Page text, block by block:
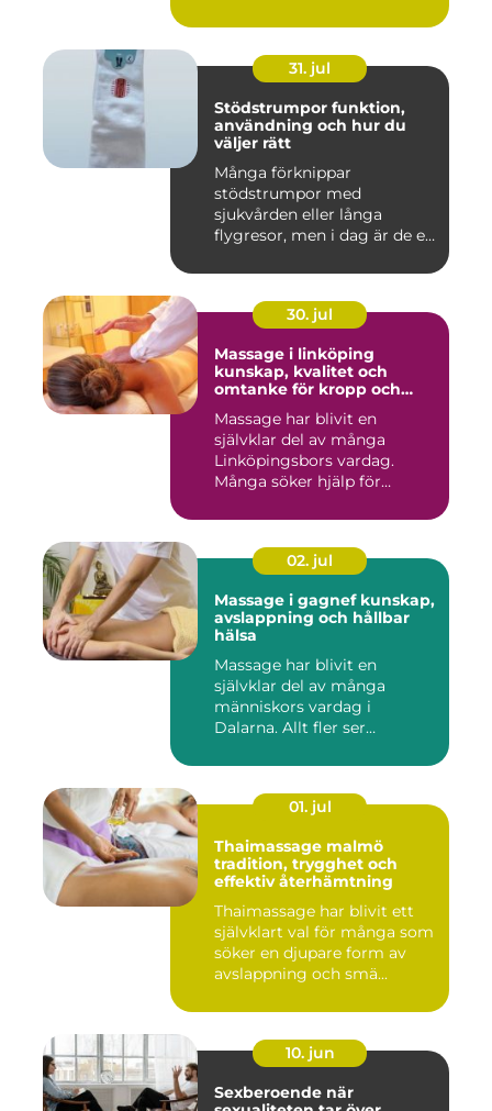
31. jul
Stödstrumpor funktion,
användning och hur du
väljer rätt
Många förknippar
stödstrumpor med
sjukvården eller långa
flygresor, men i dag är de ett
30. jul
Massage i linköping
kunskap, kvalitet och
omtanke för kropp och
Massage har blivit en
självklar del av många
Linköpingsbors vardag.
Många söker hjälp för
02. jul
Massage i gagnef kunskap,
avslappning och hållbar
hälsa
Massage har blivit en
självklar del av många
människors vardag i
Dalarna. Allt fler ser
01. jul
Thaimassage malmö
tradition, trygghet och
effektiv återhämtning
Thaimassage har blivit ett
självklart val för många som
söker en djupare form av
avslappning och smä...
10. jun
Sexberoende när